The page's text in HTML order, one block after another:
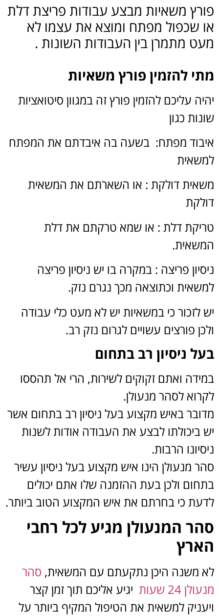
משאיות מבצע עבודות פריצת דלת
שכפול מפתח ומוצא את עצמו לא
מתמרן בין העבודות השונות .
להזמין פורץ משאיות
עליכם להזמין פורץ זה במגוון סיטואציות
כגון
מפתח: בשעה בה איבדתם את המפתח
דולקת : או השארתם את המשאית
דלת : או שמא טרקתם את דלת
פריצה : במקרה בו יש ניסיון פריצה
וכתוצאה מכך נגרם נזק.
לזכור כי במשאיות יש לא מעט כלי עבודה
פורצים עשויים לגרום נזק רב
ניסיון רב בתחום
ואתם זקוקים לשירות, הרי אל תהססו
לסהר מנעולן.
באיש מקצוע בעל ניסיון רב בתחום אשר
ביכולתו לבצע את העבודה אודות לשנות
הרבות.
מנעולן הינו איש מקצוע בעל ניסיון עשיר
ולכן בעת ההזמנה שלו אתם יכולים
כי בחרתם את איש המקצוע הטוב ביותר.
המנעולן מגיע לכל רחבי
משנה היכן נתקעתם עם המשאית,סהר
24 שעות
יגיע אליכם תוך זמן קצר
למשאית את הטיפול המקיף ביותר על